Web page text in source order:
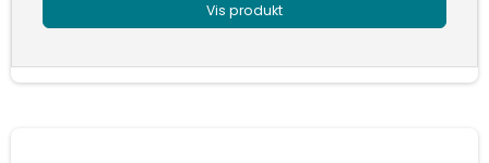
Vis produkt